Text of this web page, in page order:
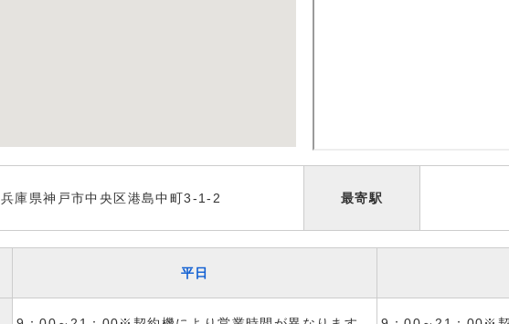
兵庫県神戸市中央区港島中町3-1-2 最寄駅
平日